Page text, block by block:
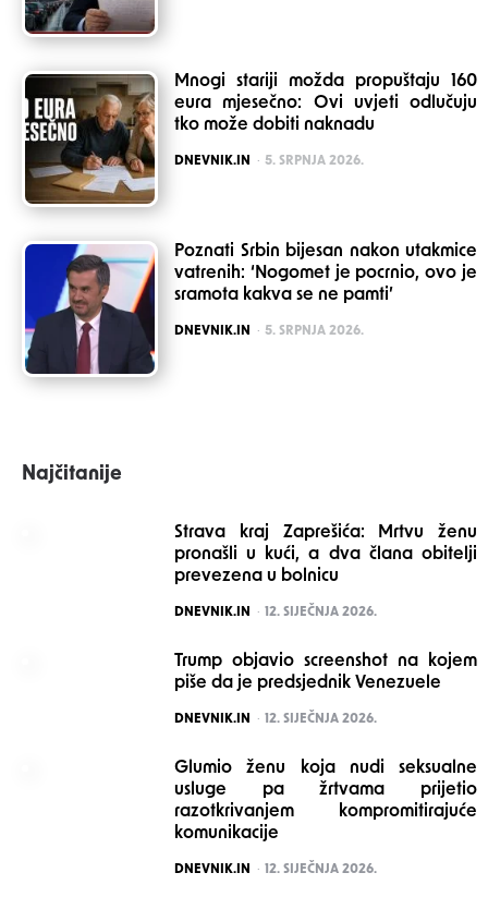
Mnogi stariji možda propuštaju 160
eura mjesečno: Ovi uvjeti odlučuju
tko može dobiti naknadu
POSTED
DNEVNIK.IN 5. SRPNJA 2026.
Poznati Srbin bijesan nakon utakmice
vatrenih: ‘Nogomet je pocrnio, ovo je
sramota kakva se ne pamti’
POSTED
DNEVNIK.IN 5. SRPNJA 2026.
Najčitanije
Strava kraj Zaprešića: Mrtvu ženu
pronašli u kući, a dva člana obitelji
prevezena u bolnicu
POSTED
DNEVNIK.IN 12. SIJEČNJA 2026.
Trump objavio screenshot na kojem
piše da je predsjednik Venezuele
POSTED
DNEVNIK.IN 12. SIJEČNJA 2026.
Glumio ženu koja nudi seksualne
usluge pa žrtvama prijetio
razotkrivanjem kompromitirajuće
komunikacije
POSTED
DNEVNIK.IN 12. SIJEČNJA 2026.